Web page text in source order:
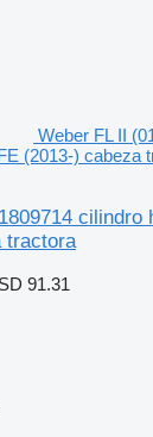
Weber FL II
(2013-) cabeza
cilindro
tractora
91.31